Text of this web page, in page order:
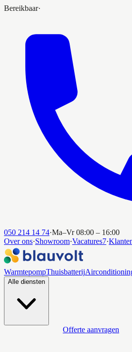
Bereikbaar·
050 214 14 74·Ma–Vr 08:00 – 16:00
Over ons·Showroom·Vacatures7·
WarmtepompThuisbatterij
Alle diensten
Offerte aanvragen